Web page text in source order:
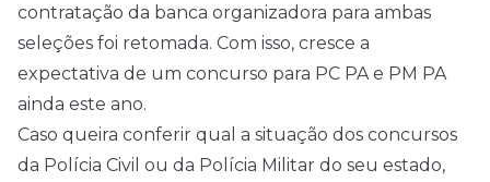
contratação da banca organizadora para ambas
seleções foi retomada. Com isso, cresce a
expectativa de um concurso para PC PA e PM PA
ainda este ano.
Caso queira conferir qual a situação dos concursos
da Polícia Civil ou da Polícia Militar do seu estado,